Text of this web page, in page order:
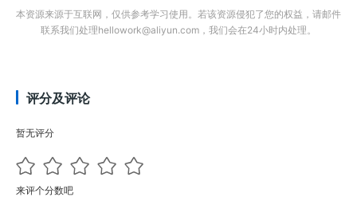
本资源来源于互联网，仅供参考学习使用。若该资源侵犯了您的权益，请邮件
联系我们处理hellowork@aliyun.com，我们会在24小时内处理。
评分及评论
暂无评分
来评个分数吧